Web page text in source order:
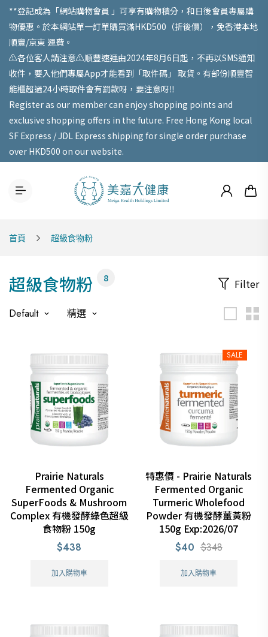
**登記成為「網站購物會員 」可享有購物積分，和日後會員專屬購
物優惠。於本網站單一訂單購買滿HKD500（折後價），免香港本地
順豐/京東 運費。
⚠️各位客人請注意⚠️順豐速運由2024年8月6日起，不再以SMS通知
收件，要入他們專屬App才能看到「取件碼」 取貨。有部份順豐智
能櫃超過24小時取件會有罰款呀，要注意呀‼️
Register as our member can enjoy shopping points and
exclusive shopping offers in the future. Free Hong Kong local
SF Express / JDL Express shipping for single order purchase
over HKD500 on our website.
首頁 超級食物粉
超級食物粉 8 Filter
Default 精選
Prairie Naturals
Fermented Organic
SuperFoods & Mushroom
Complex 有機發酵綠色超級
食物粉 150g
$438
加入購物車
SALE
特惠價 - Prairie Naturals
Fermented Organic
Turmeric Wholefood
Powder 有機發酵薑黃粉
150g Exp:2026/07
$40 $348
加入購物車